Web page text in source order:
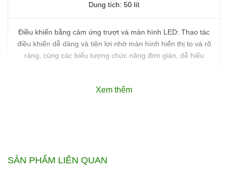
Dung tích: 50 lít
Điều khiển bằng cảm ứng trượt và màn hình LED: Thao tác
điều khiển dễ dàng và tiện lợi nhờ màn hình hiển thị to và rõ
ràng, cùng các biểu tượng chức năng đơn giản, dễ hiểu
Tổng công suất
Xem thêm
SẢN PHẨM LIÊN QUAN